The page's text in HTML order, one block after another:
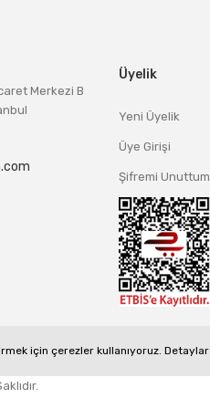
için çerezler kullanıyoruz. Detaylar
Merkezi B
Üyelik
Yeni Üyelik
Üye Girişi
Şifremi Unuttum